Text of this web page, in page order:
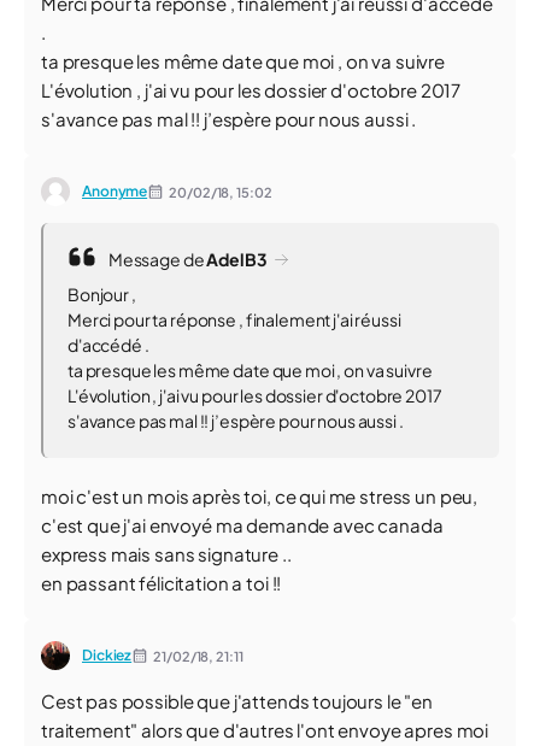
.
ta presque les même date que moi , on va suivre
L'évolution , j'ai vu pour les dossier d'octobre 2017
s'avance pas mal !! j’espère pour nous aussi .
Anonyme 20/02/18,15:02
Message deAdelB3
Bonjour ,
Merci pour ta réponse , finalement j'ai réussi
d'accédé .
ta presque les même date que moi , on va suivre
L'évolution , j'ai vu pour les dossier d'octobre 2017
s'avance pas mal !! j’espère pour nous aussi .
moi c'est un mois après toi, ce qui me stress un peu,
c'est que j'ai envoyé ma demande avec canada
express mais sans signature ..
en passant félicitation a toi !!
Dickiez 21/02/18,21:11
Cest pas possible que j'attends toujours le "en
traitement" alors que d'autres l'ont envoye apres moi